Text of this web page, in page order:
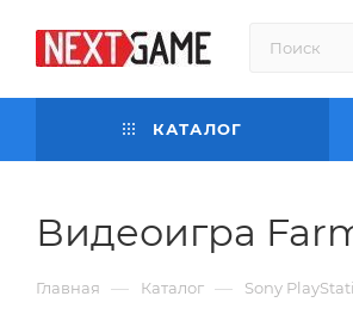
КАТАЛОГ
Видеоигра
Главная — Каталог — Sony